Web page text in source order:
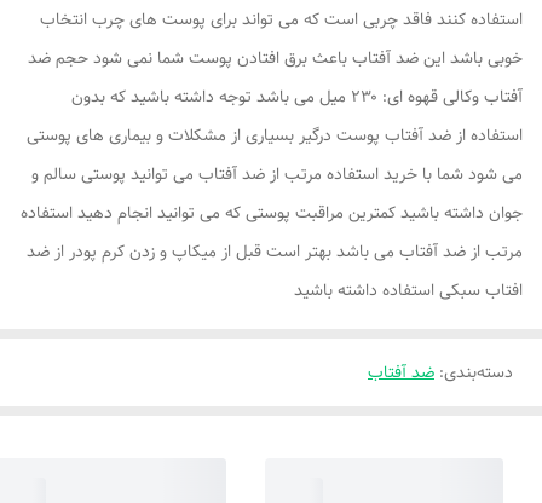
استفاده کنند فاقد چربی است که می تواند برای پوست های چرب انتخاب
خوبی باشد این ضد آفتاب باعث برق افتادن پوست شما نمی شود حجم ضد
آفتاب وکالی قهوه ای: ۲۳۰ میل می باشد توجه داشته باشید که بدون
استفاده از ضد آفتاب پوست درگیر بسیاری از مشکلات و بیماری های پوستی
می شود شما با خرید استفاده مرتب از ضد آفتاب می توانید پوستی سالم و
جوان داشته باشید کمترین مراقبت پوستی که می توانید انجام دهید استفاده
مرتب از ضد آفتاب می باشد بهتر است قبل از میکاپ و زدن کرم پودر از ضد
افتاب سبکی استفاده داشته باشید
دسته‌بندی: ضد آفتاب